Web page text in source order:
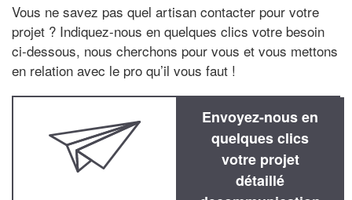
Vous ne savez pas quel artisan contacter pour votre
projet ? Indiquez-nous en quelques clics votre besoin
ci-dessous, nous cherchons pour vous et vous mettons
en relation avec le pro qu’il vous faut !
Envoyez-nous en
quelques clics
votre projet
détaillé